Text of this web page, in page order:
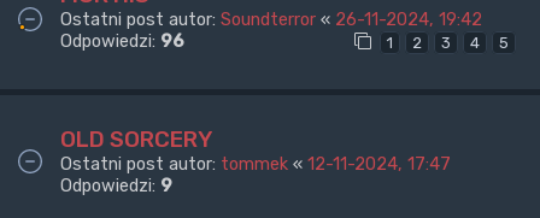
Ostatni post autor: Soundterror « 26-11-2024, 19:42
Odpowiedzi: 96 1 2 3 4 5
OLD SORCERY
Ostatni post autor: tommek « 12-11-2024, 17:47
Odpowiedzi: 9